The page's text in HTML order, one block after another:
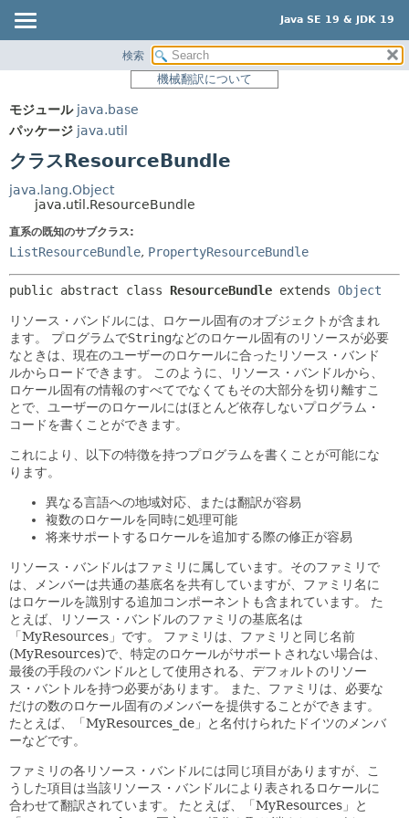
Java SE 19 & JDK 19
パッケージ
使用
ツリー
プレビュー
新規
非推奨
索引
ヘルプ
サマリー:
ネスト済
コンストラクタ
メソッド
検索
機械翻訳について
モジュール java.base
パッケージ java.util
クラスResourceBundle
java.lang.Object
java.util.ResourceBundle
直系の既知のサブクラス:
ListResourceBundle, PropertyResourceBundle
public abstract class ResourceBundle extends Object
リソース・バンドルには、ロケール固有のオブジェクトが含まれ
ます。
プログラムでStringなどのロケール固有のリソースが必要
なときは、現在のユーザーのロケールに合ったリソース・バンド
ルからロードできます。
このように、リソース・バンドルから、
ロケール固有の情報のすべてでなくてもその大部分を切り離すこ
とで、ユーザーのロケールにはほとんど依存しないプログラム・
コードを書くことができます。
これにより、以下の特徴を持つプログラムを書くことが可能にな
ります。
異なる言語への地域対応、または翻訳が容易
複数のロケールを同時に処理可能
将来サポートするロケールを追加する際の修正が容易
リソース・バンドルはファミリに属しています。そのファミリで
は、メンバーは共通の基底名を共有していますが、ファミリ名に
はロケールを識別する追加コンポーネントも含まれています。
た
とえば、リソース・バンドルのファミリの基底名は
「MyResources」です。
ファミリは、ファミリと同じ名前
(MyResources)で、特定のロケールがサポートされない場合は、
最後の手段のバンドルとして使用される、デフォルトのリソー
ス・バントルを持つ必要があります。
また、ファミリは、必要な
だけの数のロケール固有のメンバーを提供することができます。
たとえば、「MyResources_de」と名付けられたドイツのメンバ
ーなどです。
ファミリの各リソース・バンドルには同じ項目がありますが、こ
うした項目は当該リソース・バンドルにより表されるロケールに
合わせて翻訳されています。
たとえば、「MyResources」と